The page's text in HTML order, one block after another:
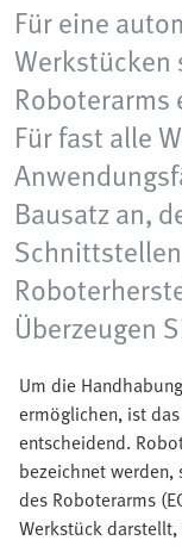
Für eine
Werkstücken
Roboterarms
Für fast alle
Bausatz an,
Überzeugen
Um die
ermöglichen, ist
entscheidend.
bezeichnet werden,
des Roboterarms
Werkstück